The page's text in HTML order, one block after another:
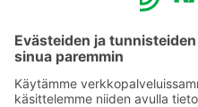
Sokos.fi
Yhteishyvä